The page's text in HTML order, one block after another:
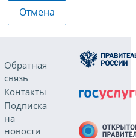
Отмена
Обратная
связь
Контакты
Подписка
на
новости